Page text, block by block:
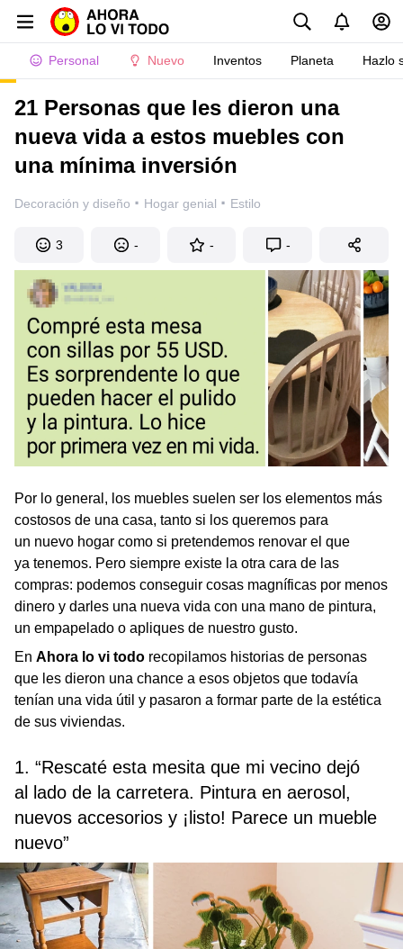
Personal Nuevo Inventos Planeta Hazlo
21 Personas que les dieron una
nueva vida a estos muebles con
una mínima inversión
Decoración y diseño · Hogar genial · Estilo
3 - - -
Por lo general, los muebles suelen ser los elementos más
costosos de una casa, tanto si los queremos para
un nuevo hogar como si pretendemos renovar el que
ya tenemos. Pero siempre existe la otra cara de las
compras: podemos conseguir cosas magníficas por menos
dinero y darles una nueva vida con una mano de pintura,
un empapelado o apliques de nuestro gusto.
En Ahora lo vi todo recopilamos historias de personas
que les dieron una chance a esos objetos que todavía
tenían una vida útil y pasaron a formar parte de la estética
de sus viviendas.
1. “Rescaté esta mesita que mi vecino dejó
al lado de la carretera. Pintura en aerosol,
nuevos accesorios y ¡listo! Parece un mueble
nuevo”